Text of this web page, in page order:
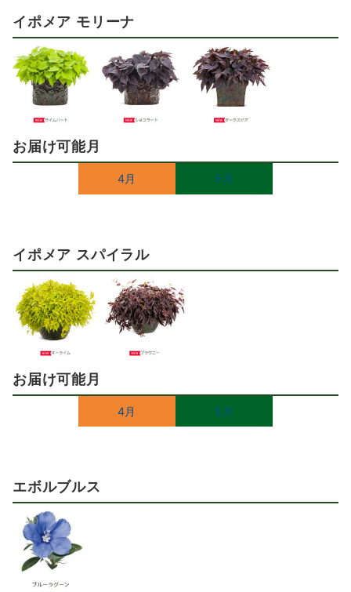
イポメア モリーナ
お届け可能月
4月 5月
イポメア スパイラル
お届け可能月
4月 5月
エボルブルス